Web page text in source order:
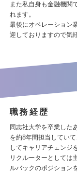
また私自身も金融機関
れます。
最後にオペレーション
迎しておりますので気
職務経歴
同志社大学を卒業した
を約8年間担当してい
してキャリアチェンジ
リクルーターとしては
ルバックのポジション